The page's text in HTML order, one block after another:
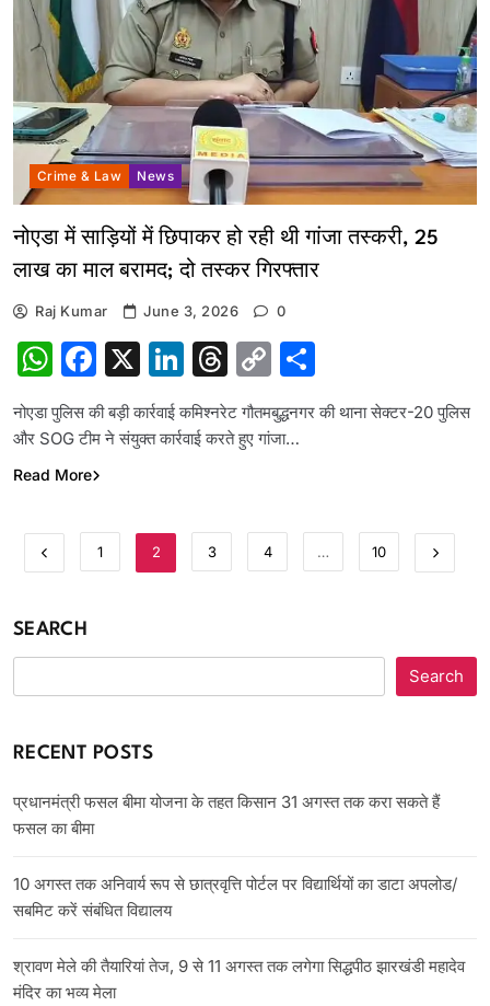
Crime & Law News
नोएडा में साड़ियों में छिपाकर हो रही थी गांजा तस्करी, 25
लाख का माल बरामद; दो तस्कर गिरफ्तार
Raj Kumar June 3, 2026 0
WhatsApp
Facebook
X LinkedIn
Threads
Copy
Link
नोएडा पुलिस की बड़ी कार्रवाई कमिश्नरेट गौतमबुद्धनगर की थाना सेक्टर-20 पुलिस
और SOG टीम ने संयुक्त कार्रवाई करते हुए गांजा…
Read More
1 2 3 4 … 10
SEARCH
Search
RECENT POSTS
प्रधानमंत्री फसल बीमा योजना के तहत किसान 31 अगस्त तक करा सकते हैं
फसल का बीमा
10 अगस्त तक अनिवार्य रूप से छात्रवृत्ति पोर्टल पर विद्यार्थियों का डाटा अपलोड/
सबमिट करें संबंधित विद्यालय
श्रावण मेले की तैयारियां तेज, 9 से 11 अगस्त तक लगेगा सिद्धपीठ झारखंडी महादेव
मंदिर का भव्य मेला